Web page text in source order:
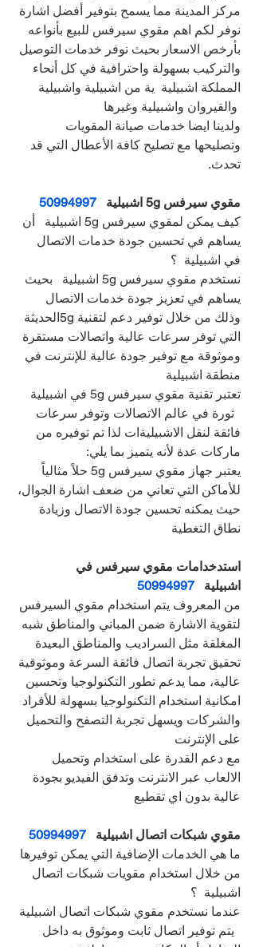
مركز المدينة مما يسمح بتوفير أفضل اشارة
نوفر لكم اهم مقوي سيرفس للبيع بأنواعه
بأرخص الاسعار بحيث نوفر خدمات التوصيل
والتركيب بسهولة واحترافية في كل أنحاء
المملكة اشبيلية  ية من اشبيلية واشبيلية
والقيروان واشبيلية وغيرها
ولدينا ايضا خدمات صيانة المقويات
وتصليحها مع تصليح كافة الأعطال التي قد
تحدث.
مقوي سيرفس 5g اشبيلية
50994997
كيف يمكن لمقوي سيرفس 5g اشبيلية   أن
يساهم في تحسين جودة خدمات الاتصال
في اشبيلية  ؟
نستخدم مقوي سيرفس 5g اشبيلية   بحيث
يساهم في تعزيز جودة خدمات الاتصال
وذلك من خلال توفير دعم لتقنية 5gالحديثة
التي توفر سرعات عالية واتصالات مستقرة
وموثوقة مع توفير جودة عالية للإنترنت في
منطقة اشبيلية
تعتبر تقنية مقوي سيرفس 5g في اشبيلية
ثورة في عالم الاتصالات وتوفر سرعات
فائقة لنقل الاشبيليةات لذا تم توفيره من
ماركات عدة لأنه يتميز بما يلي:
يعتبر جهاز مقوي سيرفس 5g حلاً مثالياً
للأماكن التي تعاني من ضعف اشارة الجوال،
حيث يمكنه تحسين جودة الاتصال وزيادة
نطاق التغطية
استدخدامات مقوي سيرفس في
اشبيلية 50994997
من المعروف يتم استخدام مقوي السيرفس
لتقوية الاشارة ضمن المباني والمناطق شبه
المغلقة مثل السراديب والمناطق البعيدة
تحقيق تجربة اتصال فائقة السرعة وموثوقية
عالية، مما يدعم تطور التكنولوجيا وتحسين
امكانية استخدام التكنولوجيا بسهولة للأفراد
والشركات ويسهل تجربة التصفح والتحميل
على الإنترنت
مع دعم القدرة على استخدام وتحميل
الالعاب عبر الانترنت وتدفق الفيديو بجودة
عالية بدون اي تقطيع
مقوي شبكات اتصال اشبيلية 50994997
ما هي الخدمات الإضافية التي يمكن توفيرها
من خلال استخدام مقويات شبكات اتصال
اشبيلية  ؟
عندما نستخدم مقوي شبكات اتصال اشبيلية
يتم توفير اتصال ثابت وموثوق به داخل